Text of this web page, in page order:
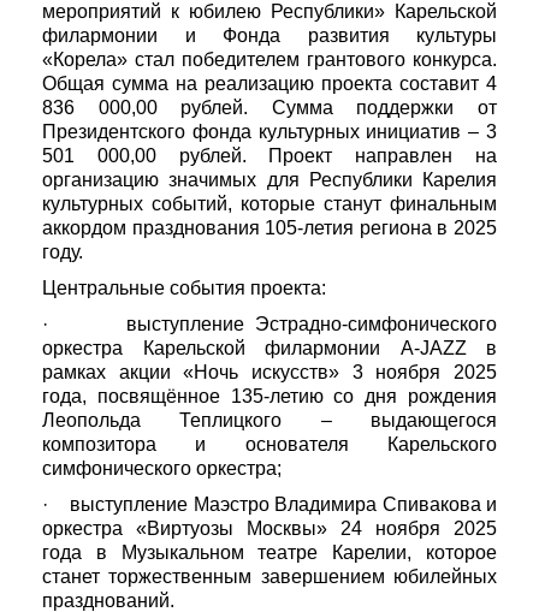
мероприятий к юбилею Республики» Карельской
филармонии и Фонда развития культуры
«Корела» стал победителем грантового конкурса.
Общая сумма на реализацию проекта составит 4
836 000,00 рублей. Сумма поддержки от
Президентского фонда культурных инициатив – 3
501 000,00 рублей. Проект направлен на
организацию значимых для Республики Карелия
культурных событий, которые станут финальным
аккордом празднования 105-летия региона в 2025
году.
Центральные события проекта:
· выступление Эстрадно-симфонического
оркестра Карельской филармонии A-JAZZ в
рамках акции «Ночь искусств» 3 ноября 2025
года, посвящённое 135-летию со дня рождения
Леопольда Теплицкого – выдающегося
композитора и основателя Карельского
симфонического оркестра;
· выступление Маэстро Владимира Спивакова и
оркестра «Виртуозы Москвы» 24 ноября 2025
года в Музыкальном театре Карелии, которое
станет торжественным завершением юбилейных
празднований.